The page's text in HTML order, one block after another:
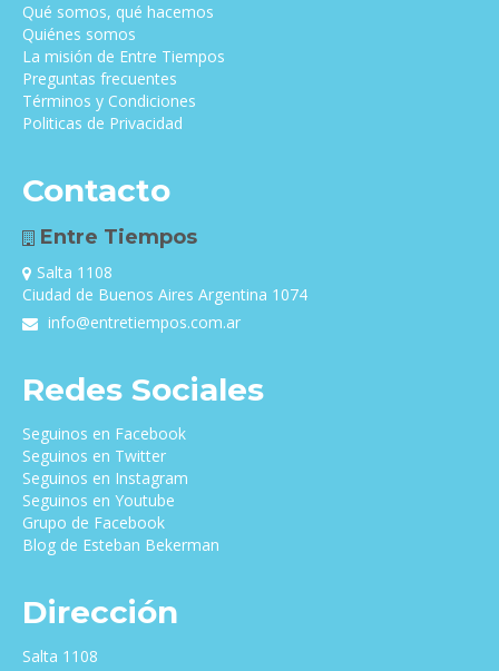
Qué somos, qué hacemos
Quiénes somos
La misión de Entre Tiempos
Preguntas frecuentes
Términos y Condiciones
Politicas de Privacidad
Contacto
Entre Tiempos
Salta 1108
Ciudad de Buenos Aires Argentina 1074
info@entretiempos.com.ar
Redes Sociales
Seguinos en Facebook
Seguinos en Twitter
Seguinos en Instagram
Seguinos en Youtube
Grupo de Facebook
Blog de Esteban Bekerman
Dirección
Salta 1108